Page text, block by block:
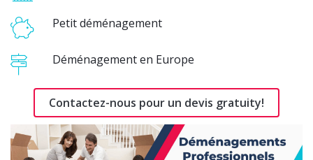
Petit déménagement
Déménagement en Europe
Contactez-nous pour un devis gratuity!